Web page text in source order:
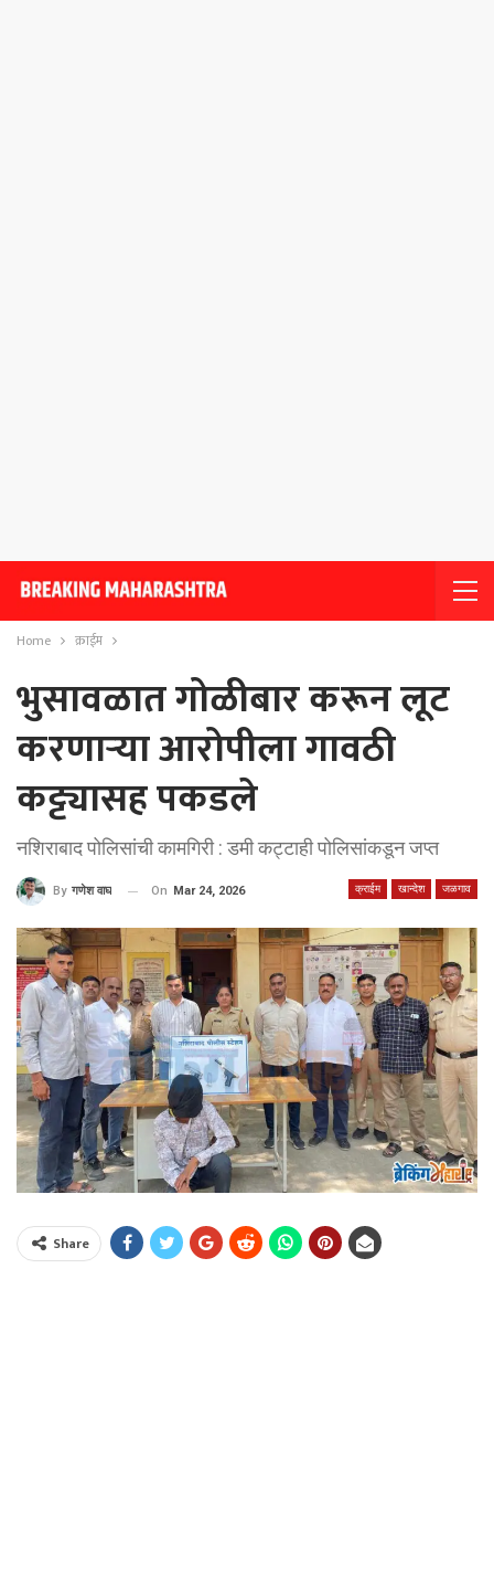
Home क्राईम
भुसावळात गोळीबार करून लूट
करणार्‍या आरोपीला गावठी
कट्ट्यासह पकडले
नशिराबाद पोलिसांची कामगिरी : डमी कट्टाही पोलिसांकडून जप्त
क्राईम खान्देश जळगाव
By गणेश वाघ On Mar 24, 2026
Share